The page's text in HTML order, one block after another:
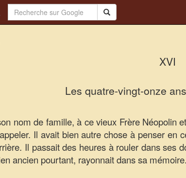
XVI
Les quatre-vingt-onze
nom de famille, à ce vieux Frère Néopolin
Il avait bien autre chose à penser en
Il passait des heures à rouler dans ses
ancien pourtant, rayonnait dans sa mémoire.